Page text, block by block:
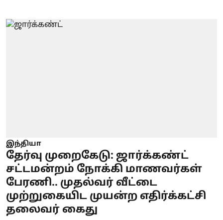
இந்தியா
தேர்வு முறைகேடு: ஜார்க்கண்ட்
சட்டமன்றம் நோக்கி மாணவர்கள்
பேரணி.. முதல்வர் வீட்டை
முற்றுகையிட முயன்ற எதிர்க்கட்சி
தலைவர் கைது